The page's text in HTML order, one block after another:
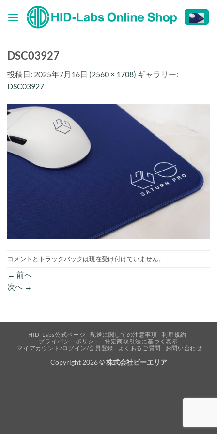
DSC03927
投稿日: 2025年7月16日 (2560 × 1708) ギャラリー:
DSC03927
コメントとトラックバックは現在受け付けていません。
← 前へ
次へ →
HID-Labs公式ページ 配送に関しての注意事項
利用規約
プライバシーポリシー
特定商取引法に基づく表示
マイアカウント/ログイン/会員登録
よくあるご質問 お問い合わせ
Copyright 2026 ©株式会社ビーエリア